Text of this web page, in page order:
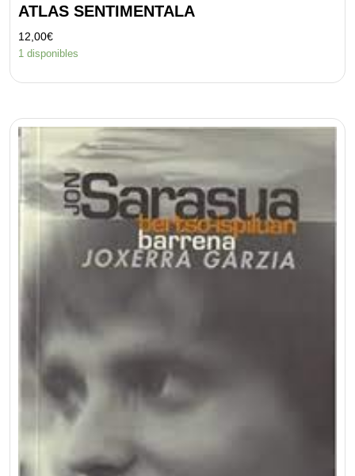
ATLAS SENTIMENTALA
12,00€
1 disponibles